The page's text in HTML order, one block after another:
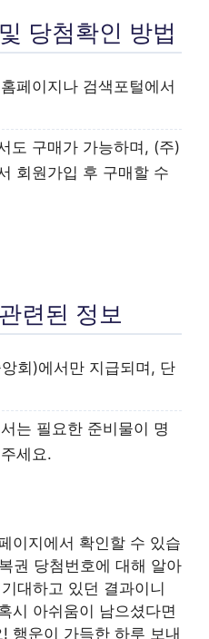
당첨확인 방법
페이지나 검색포털에서
도 구매가 가능하며, (주)
회원가입 후 구매할 수
련된 정보
회)에서만 지급되며, 단
는 필요한 준비물이 명
세요.
이지에서 확인할 수 있습
권 당첨번호에 대해 알아
대하고 있던 결과이니
시 아쉬움이 남으셨다면
행운이 가득한 하루 보내